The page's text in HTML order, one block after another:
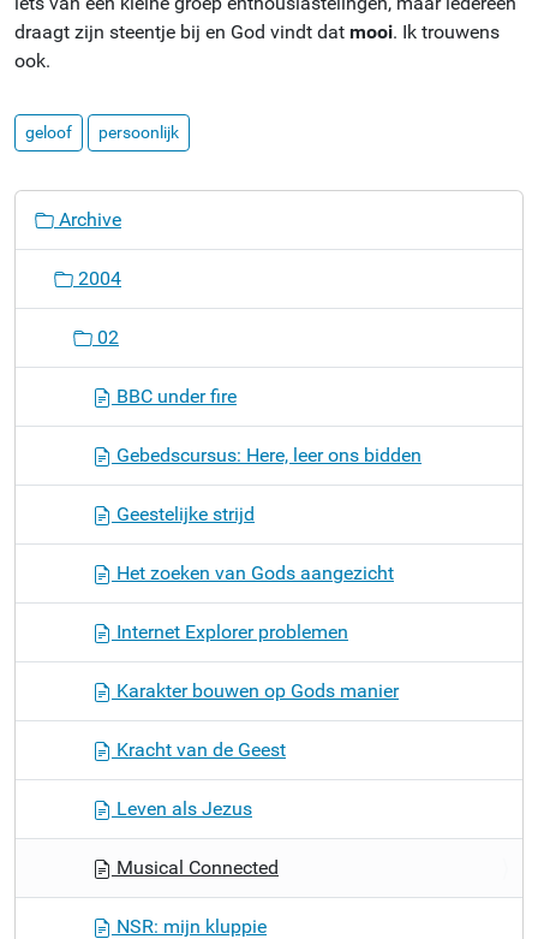
draagt zijn steentje bij en God vindt dat mooi. Ik trouwens
ook.
geloof persoonlijk
o
Archive
2004
02
BBC under fire
Gebedscursus: Here, leer ons bidden
Geestelijke strijd
Het zoeken van Gods aangezicht
Internet Explorer problemen
Karakter bouwen op Gods manier
Kracht van de Geest
Leven als Jezus
Musical Connected
NSR: mijn kluppie